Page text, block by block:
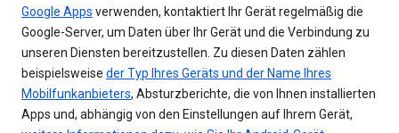
Google Apps verwenden, kontaktiert Ihr Gerät regelmäßig die
Google-Server, um Daten über Ihr Gerät und die Verbindung zu
unseren Diensten bereitzustellen. Zu diesen Daten zählen
beispielsweise der Typ Ihres Geräts und der Name Ihres
Mobilfunkanbieters, Absturzberichte, die von Ihnen installierten
Apps und, abhängig von den Einstellungen auf Ihrem Gerät,